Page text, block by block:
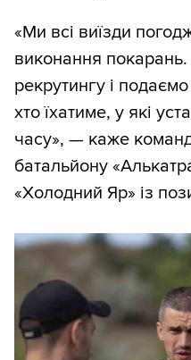
«Ми всі виїзди
виконання
рекрутингу і
хто їхатиме, у які
часу», — каже
батальйону
«Холодний Яр» із